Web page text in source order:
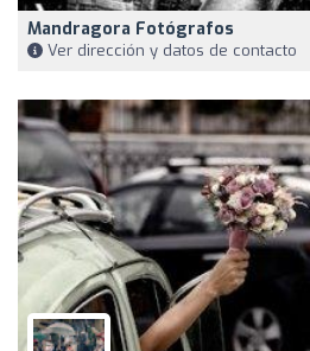
Mandragora Fotógrafos
Ver dirección y datos de contacto